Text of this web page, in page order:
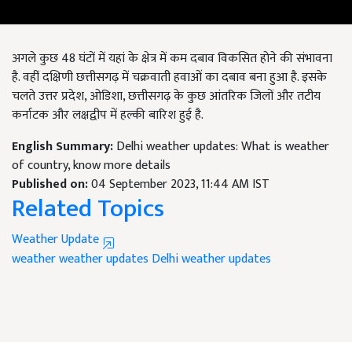
अगले कुछ 48 घंटों में यहां के क्षेत्र में कम दबाव विकसित होने की संभावना
है. वहीं दक्षिणी छत्तीसगढ़ में चक्रवाती हवाओं का दबाव बना हुआ है. इसके
चलते उत्तर प्रदेश,ओडिशा,छत्तीसगढ़ के कुछ आंतरिक जिलों और तटीय
कर्नाटक और लक्षद्वीप में हल्की बारिश हुई है.
English Summary:Delhi weather updates: What is weather
of country, know more details
Published on:04 September 2023, 11:44 AM IST
Related Topics
Weather Update
weather weather updates Delhi weather updates